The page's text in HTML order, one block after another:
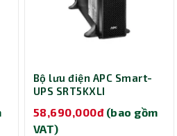
Bộ lưu điện APC Smart-
UPS SRT5KXLI
58,690,000đ (bao gồm
VAT)